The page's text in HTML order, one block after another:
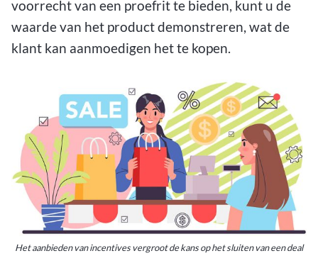
voorrecht van een proefrit te bieden, kunt u de
waarde van het product demonstreren, wat de
klant kan aanmoedigen het te kopen.
Het aanbieden van incentives vergroot de kans op het sluiten van een deal